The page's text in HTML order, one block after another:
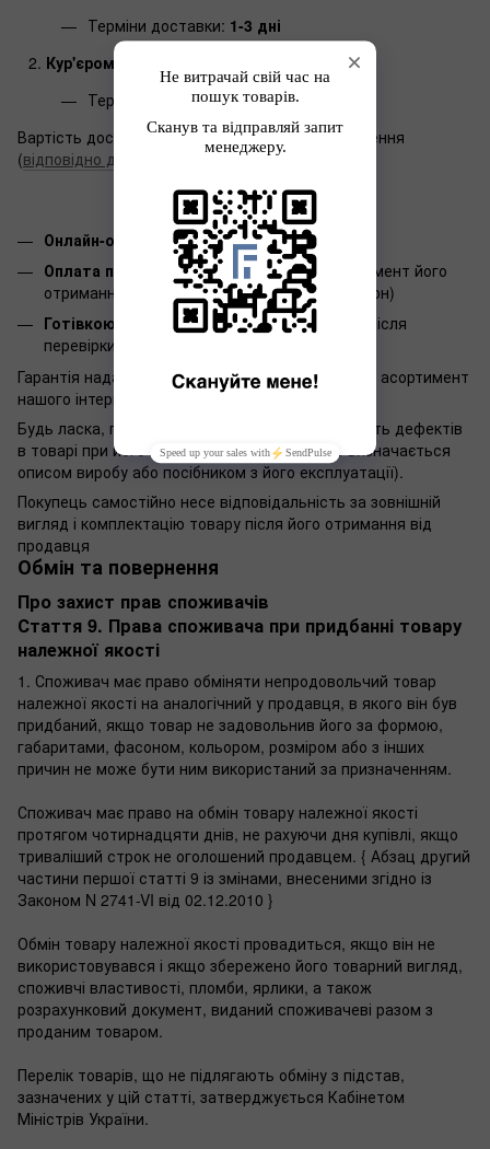
Терміни доставки: 1-3 дні
Кур'єром до дверей (Нова пошта)
Терміни доставки:1-3 дні
Вартість доставки залежить від місця призначення
(відповідно до тарифів Нової пошти).
Онлайн-оплата WayForPay
Оплата при отриманні: Оплата товару в момент його
отримання на пошті (при замовлені до 500 грн)
Готівкою:
Оплата готівкою в пункті видачі після
перевірки товару (при замовлені до 500 грн)
Гарантія надається терміном 12 місяців на весь асортимент
нашого інтернет-магазину.
Будь ласка, перевірте комплектність і відсутність дефектів
в товарі при його отриманні (комплектність визначається
описом виробу або посібником з його експлуатації).
Покупець самостійно несе відповідальність за зовнішній
вигляд і комплектацію товару після його отримання від
продавця
Обмін та повернення
Про захист прав споживачів
Стаття 9. Права споживача при придбанні товару
належної якості
1. Споживач має право обміняти непродовольчий товар
належної якості на аналогічний у продавця, в якого він був
придбаний, якщо товар не задовольнив його за формою,
габаритами, фасоном, кольором, розміром або з інших
причин не може бути ним використаний за призначенням.
Споживач має право на обмін товару належної якості
протягом чотирнадцяти днів, не рахуючи дня купівлі, якщо
триваліший строк не оголошений продавцем. { Абзац другий
частини першої статті 9 із змінами, внесеними згідно із
Законом N 2741-VI від 02.12.2010 }
Обмін товару належної якості провадиться, якщо він не
використовувався і якщо збережено його товарний вигляд,
споживчі властивості, пломби, ярлики, а також
розрахунковий документ, виданий споживачеві разом з
проданим товаром.
Перелік товарів, що не підлягають обміну з підстав,
зазначених у цій статті, затверджується Кабінетом
Міністрів України.